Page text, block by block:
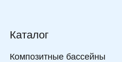
Каталог
Композитные бассейны